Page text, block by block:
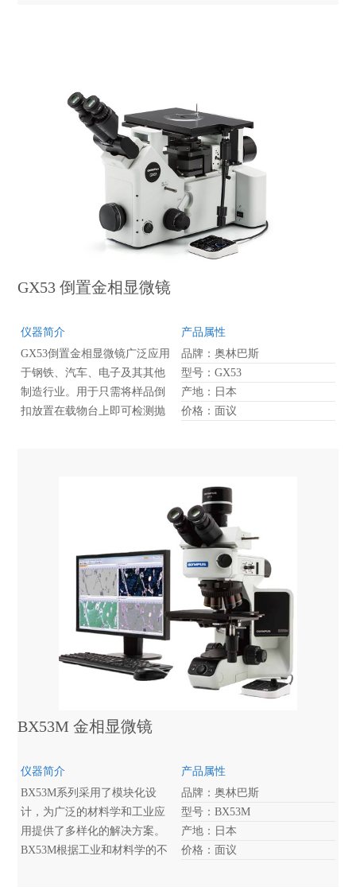
GX53 倒置金相显微镜
仪器简介
GX53倒置金相显微镜广泛应用
于钢铁、汽车、电子及其其他
制造行业。用于只需将样品倒
扣放置在载物台上即可检测抛
产品属性
品牌：奥林巴斯
型号：GX53
产地：日本
价格：面议
BX53M 金相显微镜
仪器简介
BX53M系列采用了模块化设
计，为广泛的材料学和工业应
用提供了多样化的解决方案。
BX53M根据工业和材料学的不
产品属性
品牌：奥林巴斯
型号：BX53M
产地：日本
价格：面议